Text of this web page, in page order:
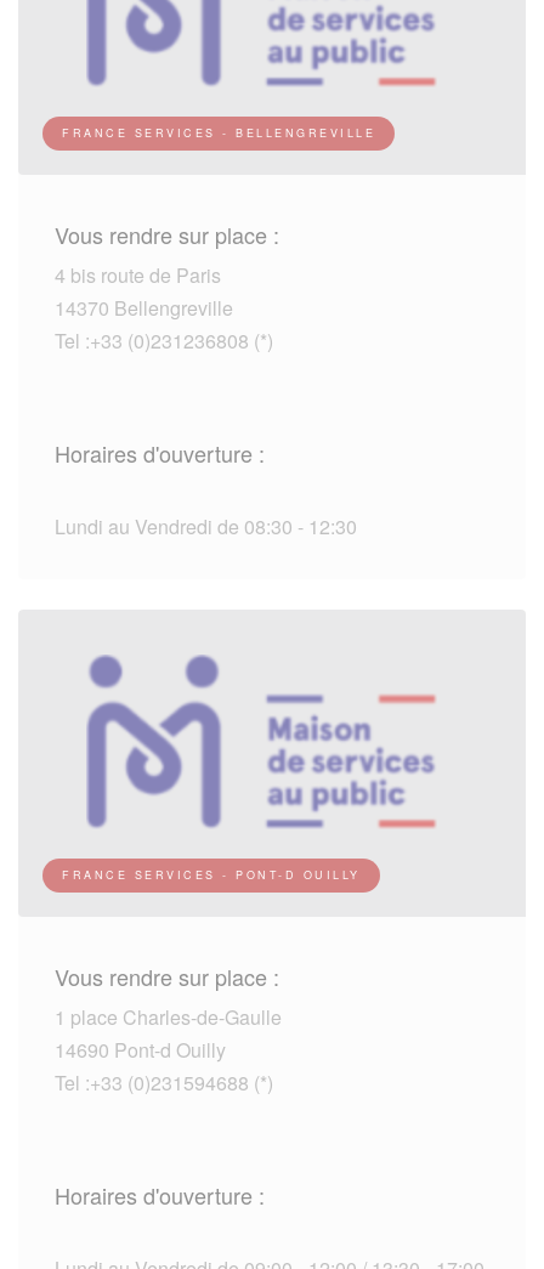
FRANCE SERVICES - BELLENGREVILLE
Vous rendre sur place :
4 bis route de Paris
14370 Bellengreville
Tel :+33 (0)231236808 (*)
Horaires d'ouverture :
Lundi au Vendredi de 08:30 - 12:30
FRANCE SERVICES - PONT-D OUILLY
Vous rendre sur place :
1 place Charles-de-Gaulle
14690 Pont-d Ouilly
Tel :+33 (0)231594688 (*)
Horaires d'ouverture :